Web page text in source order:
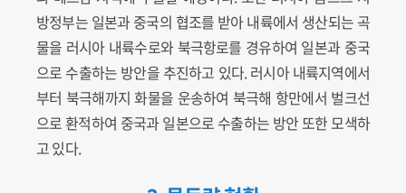
방정부는 일본과 중국의 협조를 받아 내륙에서 생산되는 곡
물을 러시아 내륙수로와 북극항로를 경유하여 일본과 중국
으로 수출하는 방안을 추진하고 있다. 러시아 내륙지역에서
부터 북극해까지 화물을 운송하여 북극해 항만에서 벌크선
으로 환적하여 중국과 일본으로 수출하는 방안 또한 모색하
고 있다.